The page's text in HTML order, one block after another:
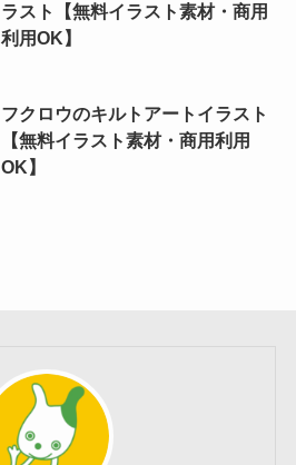
ラスト【無料イラスト素材・商用
利用OK】
フクロウのキルトアートイラスト
【無料イラスト素材・商用利用
OK】